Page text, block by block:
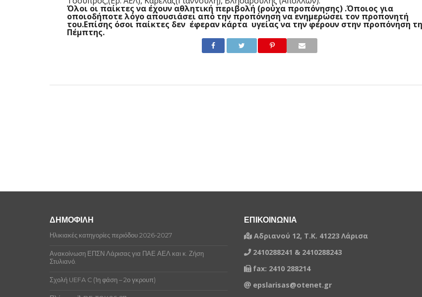
Όλοι οι παίκτες να έχουν αθλητική περιβολή (ρούχα προπόνησης) .Όποιος για
οποιοδήποτε λόγο απουσιάσει από την προπόνηση να ενημερώσει τον προπονητή
του.Επίσης όσοι παίκτες δεν έφεραν κάρτα υγείας να την φέρουν στην προπόνηση
Πέμπτης.
ΔΗΜΟΦΙΛΗ
Ηλικιακές κατηγορίες περιόδου 2026-2027
Ανακοίνωση ΕΠΣΝ Λάρισας για ΠΑΕ ΑΕΛ και κ. Ζήση
Στυλιανό.
Σχολή UEFA C (1η φάση – 2ο γκρουπ)
ΕΠΙΚΟΙΝΩΝΙΑ
Αδριανού 12, Τ.Κ. 41223 Λάρισα
2410288241 & 2410288243
fax: 2410 288214
epslarisas@otenet.gr